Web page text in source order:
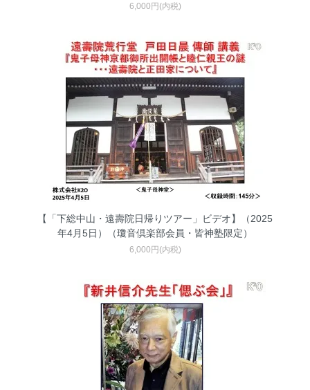
6,000円(内税)
【「下総中山・遠壽院日帰りツアー」ビデオ】（2025
年4月5日）（瓊音倶楽部会員・皆神塾限定）
6,000円(内税)